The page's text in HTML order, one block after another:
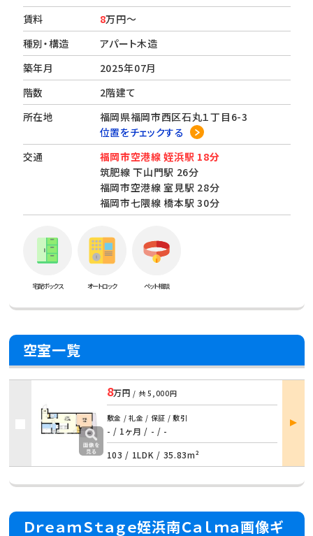
賃料
8万円～
種別・構造
アパート木造
築年月
2025年07月
階数
2階建て
所在地
福岡県福岡市西区石丸１丁目6-3
位置をチェックする
交通
福岡市空港線 姪浜駅 18分
筑肥線 下山門駅 26分
福岡市空港線 室見駅 28分
福岡市七隈線 橋本駅 30分
宅配ボックス オートロック ペット相談
空室一覧
8万円 / 共5,000円
敷金 / 礼金 / 保証 / 敷引
- / 1ヶ月 / - / -
103 / 1LDK / 35.83m²
部屋
詳細
ＤｒｅａｍＳｔａｇｅ姪浜南Ｃａｌｍａ画像ギ